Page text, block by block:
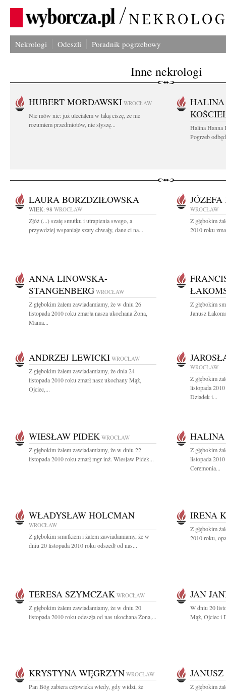
Nekrologi Odeszli Poradnik pogrzebowy
Inne nekrologi
HUBERT MORDAWSKI WROCŁAW
Nie mów nic: już uleciałem w taką ciszę, że nie
rozumiem przedmiotów, nie słyszę...
Halina Hanna
Pogrzeb
LAURA BORZDZIŁOWSKA
WIEK: 98 WROCŁAW
Złóż (...) szatę smutku i utrapienia swego, a
przywdziej wspaniałe szaty chwały, dane ci na...
WROCŁAW
Z głębokim
2010 roku
ANNA LINOWSKA-
STANGENBERG WROCŁAW
Z głębokim żalem zawiadamiamy, że w dniu 26
listopada 2010 roku zmarła nasza ukochana Żona,
Mama...
Z głębokim
Janusz
ANDRZEJ LEWICKI WROCŁAW
Z głębokim żalem zawiadamiamy, że dnia 24
listopada 2010 roku zmarł nasz ukochany Mąż,
Ojciec,...
WROCŁAW
Z głębokim
listopada
Dziadek i...
WIESŁAW PIDEK WROCŁAW
Z głębokim żalem zawiadamiamy, że w dniu 22
listopada 2010 roku zmarł mgr inż. Wiesław Pidek...
Z głębokim
listopada
Ceremonia...
WŁADYSŁAW HOLCMAN
WROCŁAW
Z głębokim smutkiem i żalem zawiadamiamy, że w
dniu 20 listopada 2010 roku odszedł od nas...
IRENA
Z głębokim
2010 roku,
TERESA SZYMCZAK WROCŁAW
Z głębokim żalem zawiadamiamy, że w dniu 20
listopada 2010 roku odeszła od nas ukochana Żona,...
JAN
W dniu 20
Mąż, Ojciec i
KRYSTYNA WĘGRZYN WROCŁAW
Pan Bóg zabiera człowieka wtedy, gdy widzi, że
Z głębokim